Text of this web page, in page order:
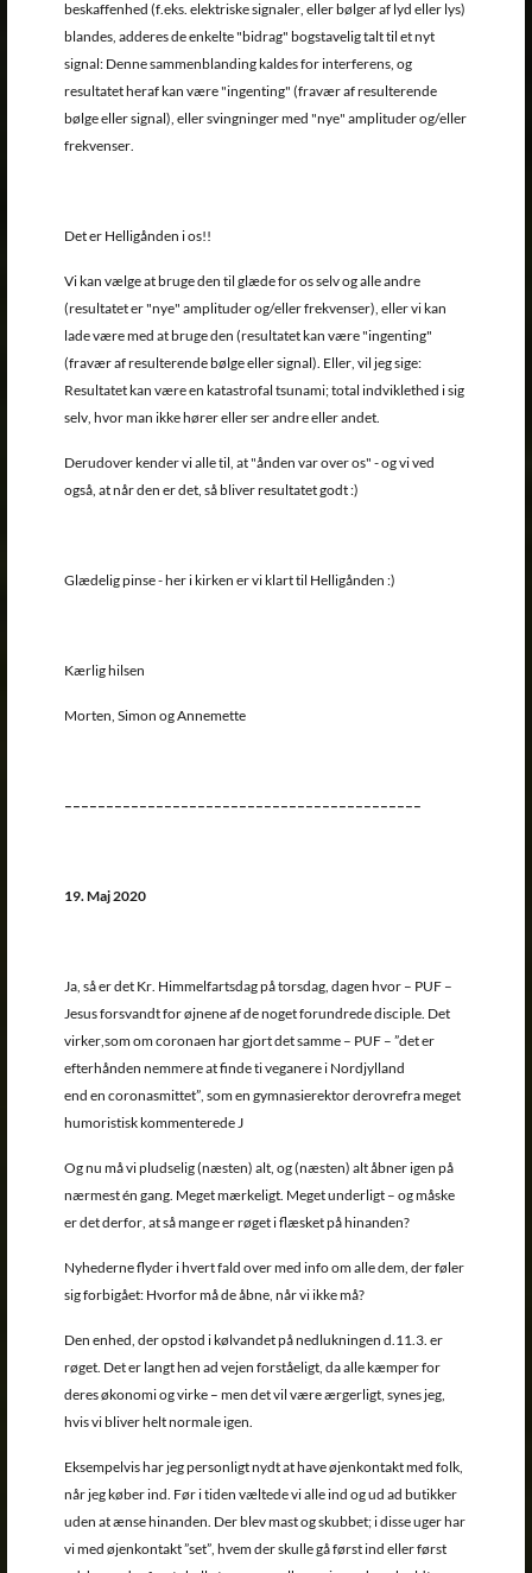
beskaffenhed (f.eks. elektriske signaler, eller bølger af lyd eller lys)
blandes, adderes de enkelte "bidrag" bogstavelig talt til et nyt
signal: Denne sammenblanding kaldes for interferens, og
resultatet heraf kan være "ingenting" (fravær af resulterende
bølge eller signal), eller svingninger med "nye" amplituder og/eller
frekvenser.
Det er Helligånden i os!!
Vi kan vælge at bruge den til glæde for os selv og alle andre
(resultatet er "nye" amplituder og/eller frekvenser), eller vi kan
lade være med at bruge den (resultatet kan være "ingenting"
(fravær af resulterende bølge eller signal). Eller, vil jeg sige:
Resultatet kan være en katastrofal tsunami; total indviklethed i sig
selv, hvor man ikke hører eller ser andre eller andet.
Derudover kender vi alle til, at "ånden var over os" - og vi ved
også, at når den er det, så bliver resultatet godt :)
Glædelig pinse - her i kirken er vi klart til Helligånden :)
Kærlig hilsen
Morten, Simon og Annemette
–––––––––––––––––––––––––––––––––––––––––––
19. Maj 2020
Ja, så er det Kr. Himmelfartsdag på torsdag, dagen hvor – PUF –
Jesus forsvandt for øjnene af de noget forundrede disciple. Det
virker,som om coronaen har gjort det samme – PUF – ”det er
efterhånden nemmere at finde ti veganere i Nordjylland
end en coronasmittet”, som en gymnasierektor derovrefra meget
humoristisk kommenterede J
Og nu må vi pludselig (næsten) alt, og (næsten) alt åbner igen på
nærmest én gang. Meget mærkeligt. Meget underligt – og måske
er det derfor, at så mange er røget i flæsket på hinanden?
Nyhederne flyder i hvert fald over med info om alle dem, der føler
sig forbigået: Hvorfor må de åbne, når vi ikke må?
Den enhed, der opstod i kølvandet på nedlukningen d.11.3. er
røget. Det er langt hen ad vejen forståeligt, da alle kæmper for
deres økonomi og virke – men det vil være ærgerligt, synes jeg,
hvis vi bliver helt normale igen.
Eksempelvis har jeg personligt nydt at have øjenkontakt med folk,
når jeg køber ind. Før i tiden væltede vi alle ind og ud ad butikker
uden at ænse hinanden. Der blev mast og skubbet; i disse uger har
vi med øjenkontakt ”set”, hvem der skulle gå først ind eller først